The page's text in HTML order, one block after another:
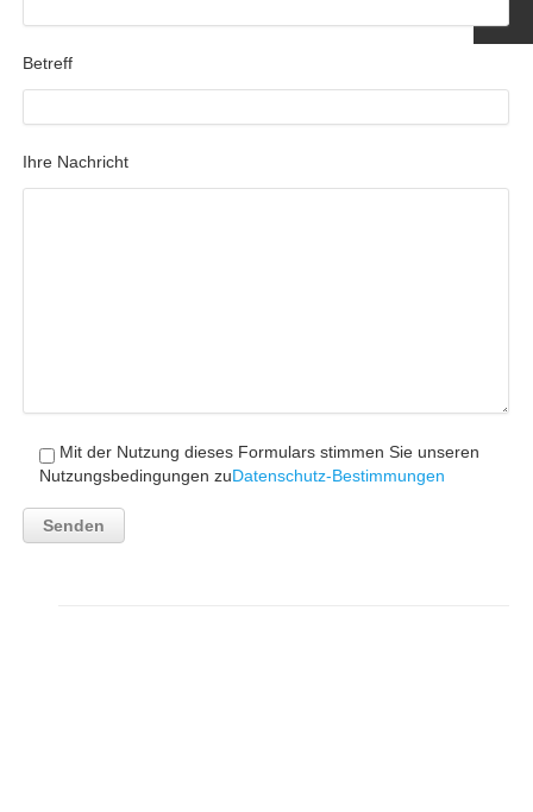
Betreff
Ihre Nachricht
Mit der Nutzung dieses Formulars stimmen Sie unseren
Nutzungsbedingungen zuDatenschutz-Bestimmungen